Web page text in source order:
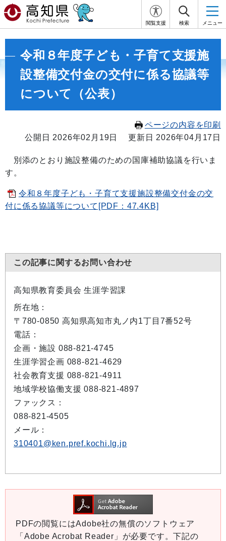
閲覧支援 検索 メニュー
令和８年度子ども・子育て支援施
設整備交付金の交付に係る協議等
について（公表）
ページの内容を印刷
公開日 2026年02月19日
更新日 2026年04月17日
別添のとおり施設整備のための国庫補助協議を行いま
す。
令和８年度子ども・子育て支援施設整備交付金の交
付に係る協議等について[PDF：47.4KB]
この記事に関するお問い合わせ
高知県教育委員会 生涯学習課
所在地：
〒780-0850 高知県高知市丸ノ内1丁目7番52号
電話：
企画・施設 088-821-4745
生涯学習企画 088-821-4629
社会教育支援 088-821-4911
地域学校協働支援 088-821-4897
ファックス：
088-821-4505
メール：
310401@ken.pref.kochi.lg.jp
PDFの閲覧にはAdobe社の無償のソフトウェア
「Adobe Acrobat Reader」が必要です。下記の